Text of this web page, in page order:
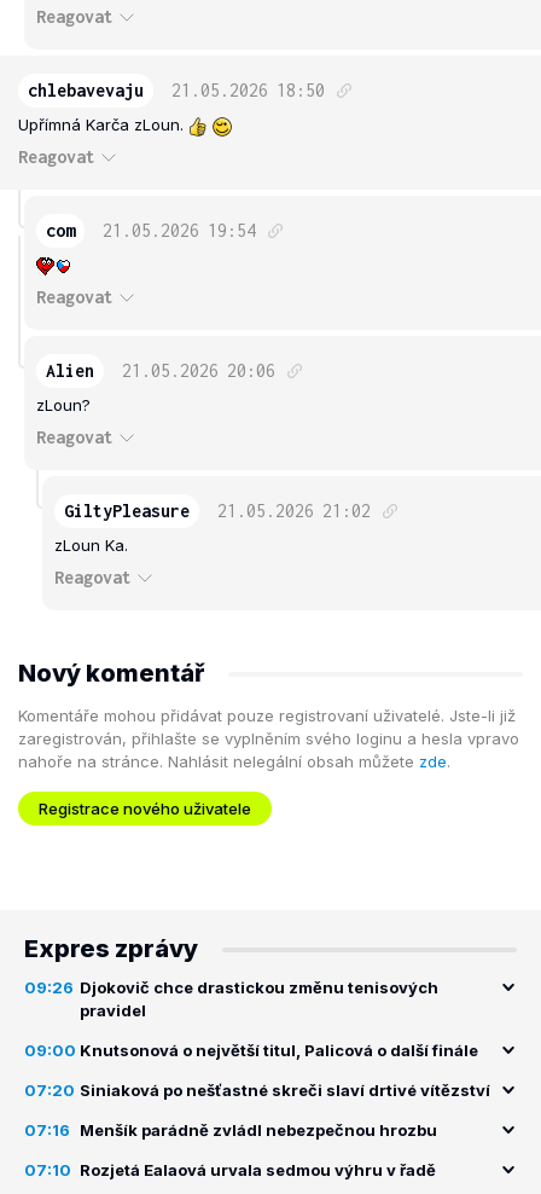
Reagovat
chlebavevaju 21.05.2026 18:50
Upřímná Karča zLoun.
Reagovat
com 21.05.2026 19:54
Reagovat
Alien 21.05.2026 20:06
zLoun?
Reagovat
GiltyPleasure 21.05.2026 21:02
zLoun Ka.
Reagovat
Nový komentář
Komentáře mohou přidávat pouze registrovaní uživatelé. Jste-li již
zaregistrován, přihlašte se vyplněním svého loginu a hesla vpravo
nahoře na stránce. Nahlásit nelegální obsah můžete zde.
Registrace nového uživatele
Expres zprávy
09:26 Djokovič chce drastickou změnu tenisových
pravidel
09:00 Knutsonová o největší titul, Palicová o další finále
07:20 Siniaková po nešťastné skreči slaví drtivé vítězství
07:16 Menšík parádně zvládl nebezpečnou hrozbu
07:10 Rozjetá Ealaová urvala sedmou výhru v řadě